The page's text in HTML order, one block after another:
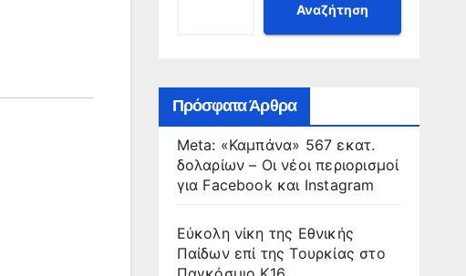
Αναζήτηση
Πρόσφατα Άρθρα
Meta: «Καμπάνα» 567 εκατ.
δολαρίων – Οι νέοι περιορισμοί
για Facebook και Instagram
Εύκολη νίκη της Εθνικής
Παίδων επί της Τουρκίας στο